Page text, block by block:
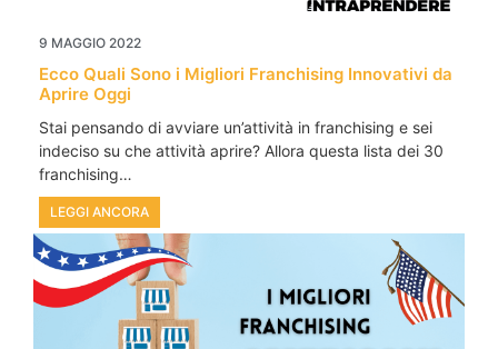
9 MAGGIO 2022
Ecco Quali Sono i Migliori Franchising Innovativi da
Aprire Oggi
Stai pensando di avviare un’attività in franchising e sei
indeciso su che attività aprire? Allora questa lista dei 30
franchising…
LEGGI ANCORA